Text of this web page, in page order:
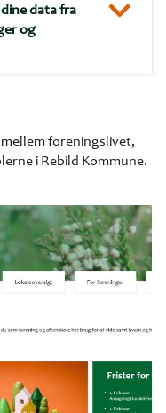
data fra
og
foreningslivet,
i Rebild Kommune.